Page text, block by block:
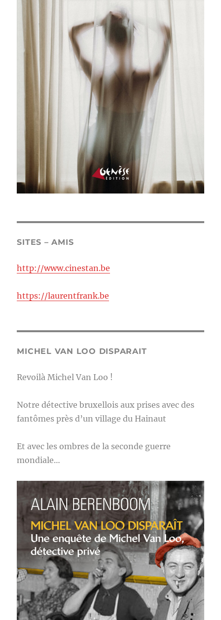
SITES – AMIS
http://www.cinestan.be
https://laurentfrank.be
MICHEL VAN LOO DISPARAIT
Revoilà Michel Van Loo !
Notre détective bruxellois aux prises avec des
fantômes près d’un village du Hainaut
Et avec les ombres de la seconde guerre
mondiale…